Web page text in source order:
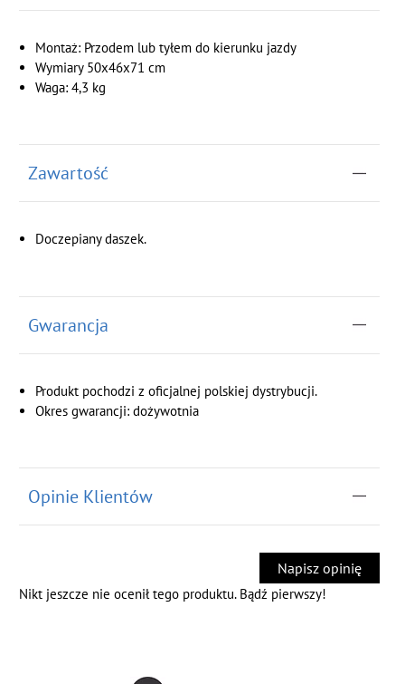
Montaż: Przodem lub tyłem do kierunku jazdy
Wymiary 50x46x71 cm
Waga: 4,3 kg
Zawartość
Doczepiany daszek.
Gwarancja
Produkt pochodzi z oficjalnej polskiej dystrybucji.
Okres gwarancji: dożywotnia
Opinie Klientów
Napisz opinię
Nikt jeszcze nie ocenił tego produktu. Bądź pierwszy!